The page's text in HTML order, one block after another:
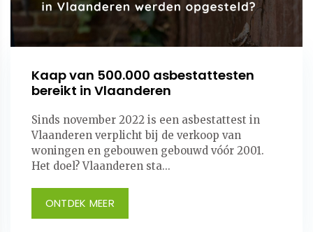
Kaap van 500.000 asbestattesten
bereikt in Vlaanderen
Sinds november 2022 is een asbestattest in
Vlaanderen verplicht bij de verkoop van
woningen en gebouwen gebouwd vóór 2001.
Het doel? Vlaanderen sta...
ONTDEK MEER